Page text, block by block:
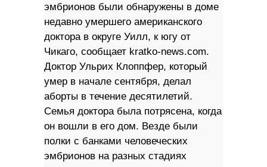
эмбрионов были обнаружены в доме
недавно умершего американского
доктора в округе Уилл, к югу от
Чикаго, сообщает kratko-news.com.
Доктор Ульрих Клоппфер, который
умер в начале сентября, делал
аборты в течение десятилетий.
Семья доктора была потрясена, когда
он вошли в его дом. Везде были
полки с банками человеческих
эмбрионов на разных стадиях